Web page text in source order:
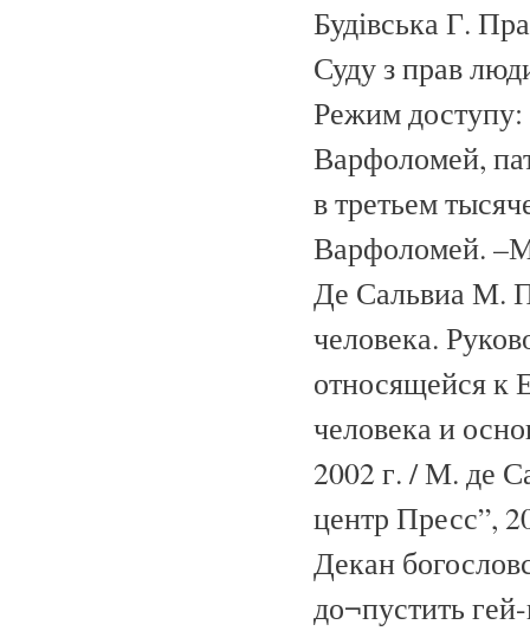
Будівська Г.
Суду з прав
Режим доступу:
Варфоломей,
в третьем
Варфоломей.
Де Сальвиа М.
человека.
относящейся к
человека и
2002 г. / М. де
центр Пресс”,
Декан
до¬пустить